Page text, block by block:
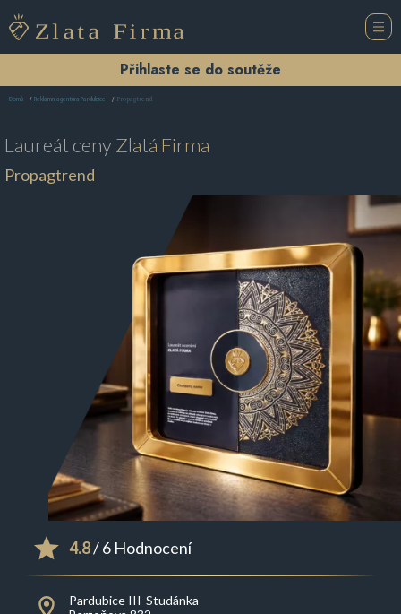
Přihlaste se do soutěže
Domů Reklamní agentura Pardubice Propagtrend
Laureát cenyZlatá Firma
Propagtrend
4.8/ 6 Hodnocení
Pardubice III-Studánka